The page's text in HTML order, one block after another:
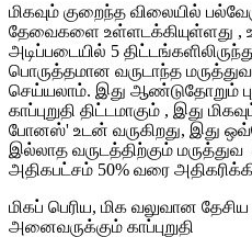
மிகவும் குறைந்த விலையில்
தேவைகளை உள்ளடக்கியுள்ளது ,
அடிப்படையில் 5
பொருத்தமான வருடாந்த
செய்யலாம். இது ஆண்டுதோறும்
காப்புறுதி திட்டமாகும் , இது
போனஸ்' உடன் வருகிறது, இது
இல்லாத வருடத்திற்கும்
அதிகபட்சம் 50% வரை
மிகப் பெரிய, மிக வலுவான தேசிய
அனைவருக்கும் காப்புறுதி